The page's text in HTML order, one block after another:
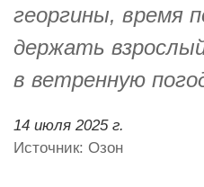
георгины, время
держать
в ветренную
14 июля 2025 г.
Источник: Озон